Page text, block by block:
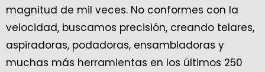
magnitud de mil veces. No conformes con la
velocidad, buscamos precisión, creando telares,
aspiradoras, podadoras, ensambladoras y
muchas más herramientas en los últimos 250